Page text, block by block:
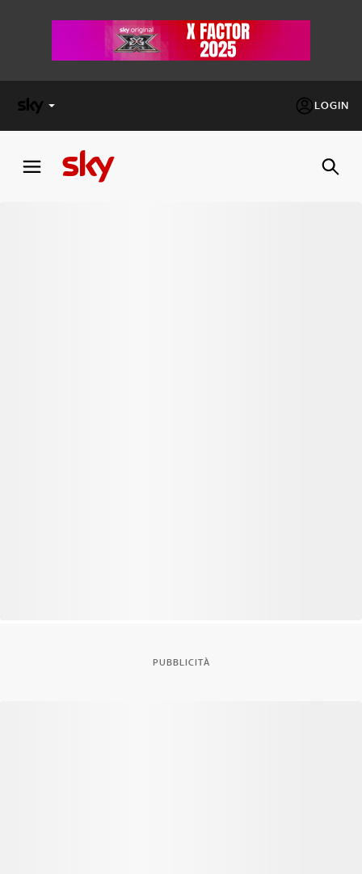
LOGIN
FACTOR
PUBBLICITÀ